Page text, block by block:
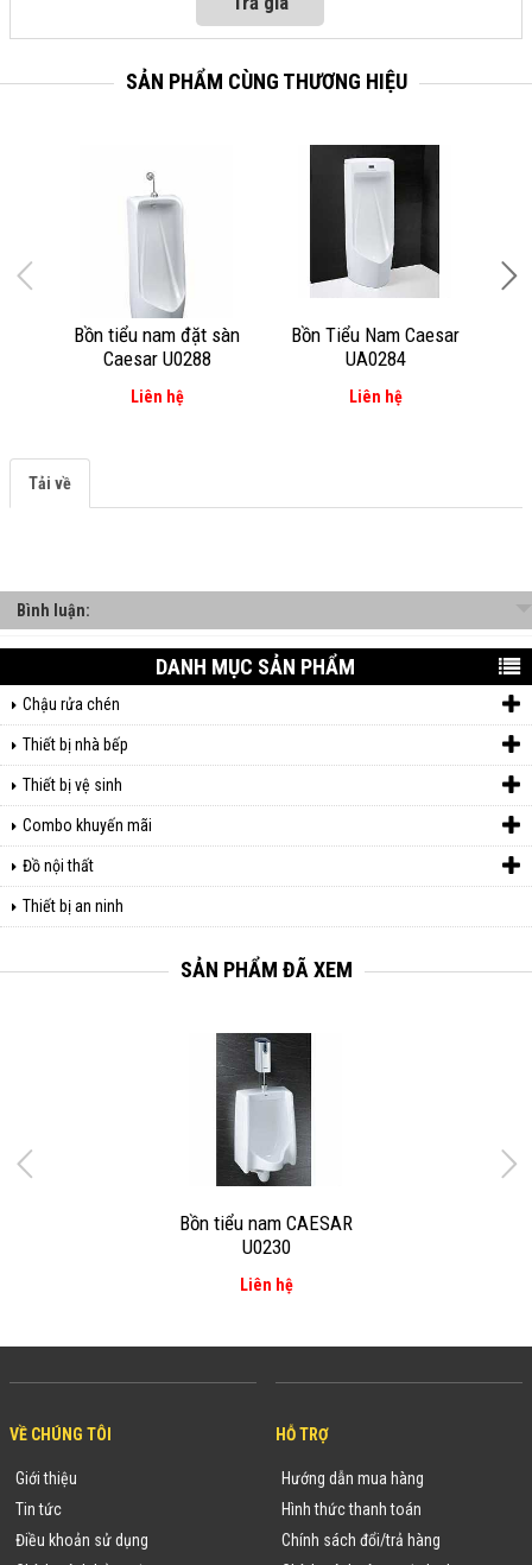
SẢN PHẨM CÙNG THƯƠNG HIỆU
Bồn tiểu nam đặt sàn
Caesar U0288
Liên hệ
Bồn Tiểu Nam Caesar
UA0284
Liên hệ
Tải về
Bình luận:
DANH MỤC SẢN PHẨM
Chậu rửa chén
Thiết bị nhà bếp
Thiết bị vệ sinh
Combo khuyến mãi
Đồ nội thất
Thiết bị an ninh
SẢN PHẨM ĐÃ XEM
Bồn tiểu nam CAESAR
U0230
Liên hệ
VỀ CHÚNG TÔI
Giới thiệu
Tin tức
Điều khoản sử dụng
HỖ TRỢ
Hướng dẫn mua hàng
Hình thức thanh toán
Chính sách đổi/trả hàng